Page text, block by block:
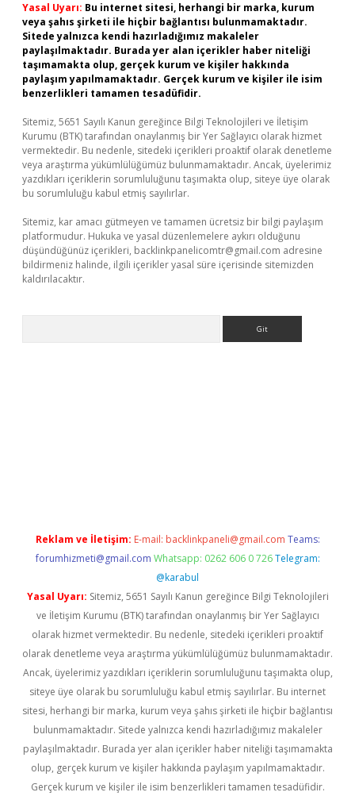
Yasal Uyarı: Bu internet sitesi, herhangi bir marka, kurum
veya şahıs şirketi ile hiçbir bağlantısı bulunmamaktadır.
Sitede yalnızca kendi hazırladığımız makaleler
paylaşılmaktadır. Burada yer alan içerikler haber niteliği
taşımamakta olup, gerçek kurum ve kişiler hakkında
paylaşım yapılmamaktadır. Gerçek kurum ve kişiler ile isim
benzerlikleri tamamen tesadüfidir.
Sitemiz, 5651 Sayılı Kanun gereğince Bilgi Teknolojileri ve İletişim
Kurumu (BTK) tarafından onaylanmış bir Yer Sağlayıcı olarak hizmet
vermektedir. Bu nedenle, sitedeki içerikleri proaktif olarak denetleme
veya araştırma yükümlülüğümüz bulunmamaktadır. Ancak, üyelerimiz
yazdıkları içeriklerin sorumluluğunu taşımakta olup, siteye üye olarak
bu sorumluluğu kabul etmiş sayılırlar.
Sitemiz, kar amacı gütmeyen ve tamamen ücretsiz bir bilgi paylaşım
platformudur. Hukuka ve yasal düzenlemelere aykırı olduğunu
düşündüğünüz içerikleri, backlinkpanelicomtr@gmail.com adresine
bildirmeniz halinde, ilgili içerikler yasal süre içerisinde sitemizden
kaldırılacaktır.
Reklam ve İletişim: E-mail: backlinkpaneli@gmail.com Teams:
forumhizmeti@gmail.com Whatsapp: 0262 606 0 726 Telegram:
@karabul
Yasal Uyarı: Sitemiz, 5651 Sayılı Kanun gereğince Bilgi Teknolojileri
ve İletişim Kurumu (BTK) tarafından onaylanmış bir Yer Sağlayıcı
olarak hizmet vermektedir. Bu nedenle, sitedeki içerikleri proaktif
olarak denetleme veya araştırma yükümlülüğümüz bulunmamaktadır.
Ancak, üyelerimiz yazdıkları içeriklerin sorumluluğunu taşımakta olup,
siteye üye olarak bu sorumluluğu kabul etmiş sayılırlar. Bu internet
sitesi, herhangi bir marka, kurum veya şahıs şirketi ile hiçbir bağlantısı
bulunmamaktadır. Sitede yalnızca kendi hazırladığımız makaleler
paylaşılmaktadır. Burada yer alan içerikler haber niteliği taşımamakta
olup, gerçek kurum ve kişiler hakkında paylaşım yapılmamaktadır.
Gerçek kurum ve kişiler ile isim benzerlikleri tamamen tesadüfidir.